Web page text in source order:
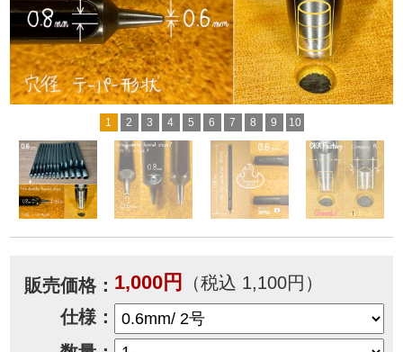
1 2 3 4 5 6 7 8 9 10
販売価格： 1,000円
（税込 1,100円）
仕様：